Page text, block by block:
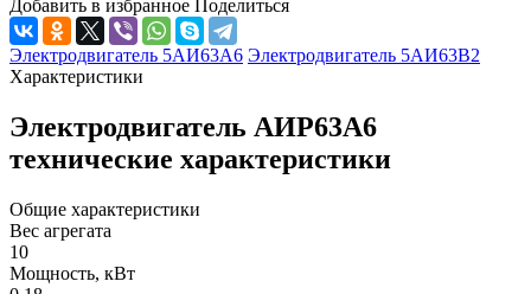
Добавить в избранное Поделиться
Электродвигатель 5АИ63А6 Электродвигатель 5АИ63B2
Характеристики
Электродвигатель АИР63А6
технические характеристики
Общие характеристики
Вес агрегата
10
Мощность, кВт